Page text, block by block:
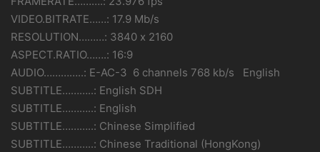
VIDEO.BITRATE……: 17.9 Mb/s
RESOLUTION………: 3840 x 2160
ASPECT.RATIO…….: 16:9
AUDIO…………..: E-AC-3 6 channels 768 kb/s English
SUBTITLE………..: English SDH
SUBTITLE………..: English
SUBTITLE………..: Chinese Simplified
SUBTITLE………..: Chinese Traditional (HongKong)